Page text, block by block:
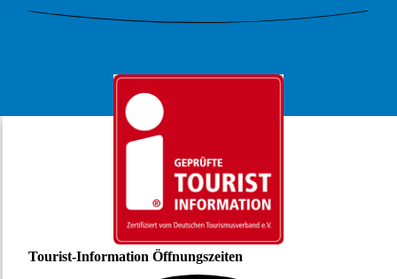
Tourist-Information Öffnungszeiten